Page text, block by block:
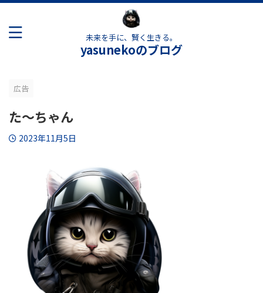
未来を手に、賢く生きる。
yasunekoのブログ
広告
た～ちゃん
2023年11月5日